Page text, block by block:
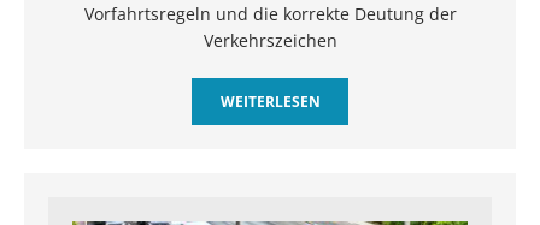
Vorfahrtsregeln und die korrekte Deutung der
Verkehrszeichen
WEITERLESEN